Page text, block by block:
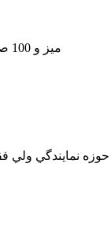
50 ميز و 100 صندلي، 8 يارانه، دستگاه اسکنر، دستگاه کپي، 45 قفسه کتاب
نمايندگي ولي